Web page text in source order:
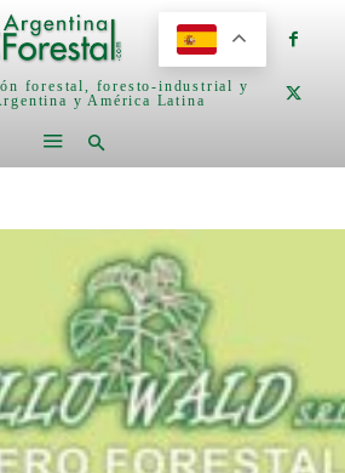
forestal, foresto-industrial y
y América Latina